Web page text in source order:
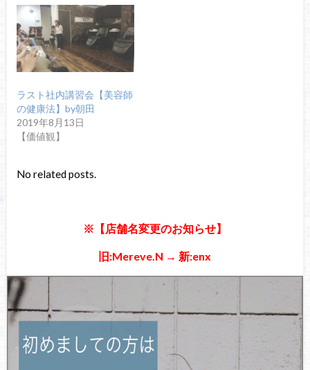
ラスト社内講習会【美容師
の健康法】by朝田
2019年8月13日
【価値観】
No related posts.
※【店舗名変更のお知らせ】
旧:Mereve.N → 新:enx